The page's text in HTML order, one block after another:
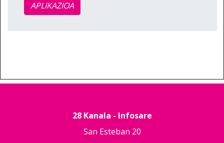
APLIKAZIOA
28 Kanala - Infosare
San Esteban 20